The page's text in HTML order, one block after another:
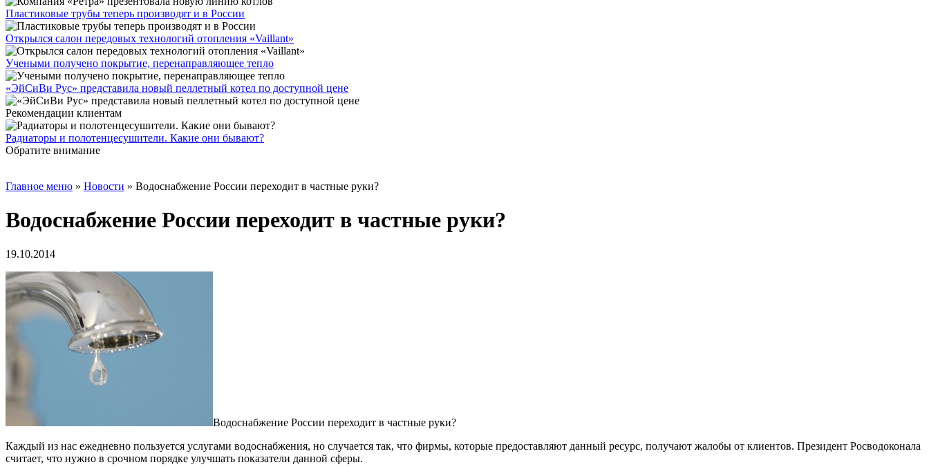
Пластиковые трубы теперь производят и в России
Открылся салон передовых технологий отопления «Vaillant»
Учеными получено покрытие, перенаправляющее тепло
«ЭйСиВи Рус» представила новый пеллетный котел по доступной цене
Рекомендации клиентам
Радиаторы и полотенцесушители. Какие они бывают?
Обратите внимание
Главное меню » Новости » Водоснабжение России переходит в частные руки?
Водоснабжение России переходит в частные руки?
19.10.2014
Водоснабжение России переходит в частные руки?
Каждый из нас ежедневно пользуется услугами водоснабжения, но случается так, что фирмы, которые предоставляют данный ресурс, получают жалобы от клиентов. Президент Росводоконала
считает, что нужно в срочном порядке улучшать показатели данной сферы.